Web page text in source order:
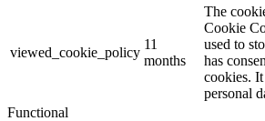
viewed_cookie_policy
11
months
The
Cookie
used to
has
cookies.
personal
Functional